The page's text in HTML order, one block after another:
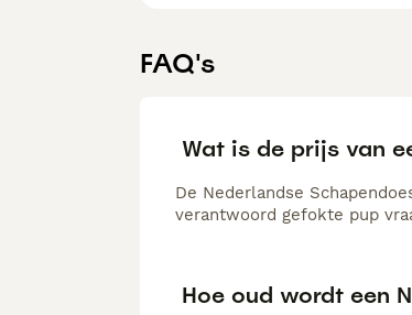
FAQ's
Wat is de prijs van
De Nederlandse
verantwoord gefokte pup
Hoe oud wordt een